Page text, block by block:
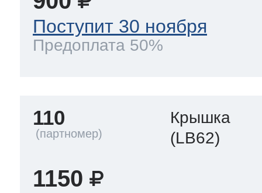
Поступит 30 ноября
Предоплата 50%
110
Крышка
(LB62)
1150